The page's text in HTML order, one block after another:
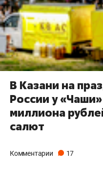
В Казани на
России у
миллиона
салют
Комментарии 17